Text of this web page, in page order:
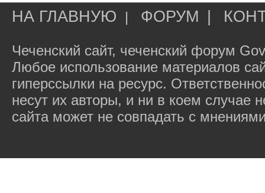
НА ГЛАВНУЮ | ФОРУМ
Чеченский сайт, чеченский форум
Любое использование материалов
гиперссылки на ресурс.
несут их авторы, и ни в коем случае
сайта может не совпадать с